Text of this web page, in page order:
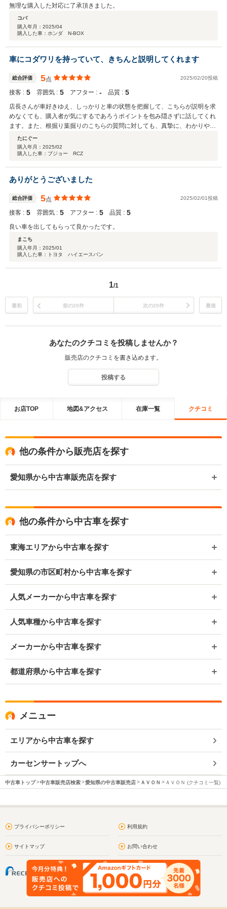
無理な購入した対応に了承頂きました。
コバ
購入年月： 2025/04
購入した車：ホンダ N-BOX
車にコダワリを持っていて、きちんと説明してくれます
総合評価 5点 2025/02/20投稿
接客 : 5 雰囲気 : 5 アフター : ‐ 品質 : 5
店長さんが車好きゆえ、しっかりと車の状態を把握して、こちらが説明を求
めなくても、購入者が気にするであろうポイントを包み隠さずに話してくれ
ます。また、根掘り葉掘りのこちらの質問に対しても、真摯に、わかりやす
く説明してくれました。 ナンバー付き車ならしっかりと試乗させてくれ車の
品質に自信があるからこそ。大手中古車店で買うのとは違い、店長（社長）
さん直結スタイルの取引です。ここに気になる車があるのなら一度、現車を
オススメします。私がアフターの保証なしでも、RCZを即決したのが理解で
きると思います。 この度は、かけがえのない車とのご縁をいただき、誠にあ
りがとうございました。
たにぐー
購入年月： 2025/02
購入した車：プジョー RCZ
ありがとうございました
総合評価 5点 2025/02/01投稿
接客 : 5 雰囲気 : 5 アフター : 5 品質 : 5
良い車を出してもらって良かったです。
まこち
購入年月： 2025/01
購入した車：トヨタ ハイエースバン
1/1
最初 前の20件 次の20件 最後
あなたのクチコミを投稿しませんか？
販売店のクチコミを書き込めます。
投稿する
お店TOP 地図&アクセス 在庫一覧 クチコミ
他の条件から販売店を探す
愛知県から中古車販売店を探す
他の条件から中古車を探す
東海エリアから中古車を探す
愛知県の市区町村から中古車を探す
人気メーカーから中古車を探す
人気車種から中古車を探す
メーカーから中古車を探す
都道府県から中古車を探す
メニュー
エリアから中古車を探す
カーセンサートップへ
中古車トップ 中古車販売店検索 愛知県の中古車販売店 ＡＶＯＮ ＡＶＯＮ (クチコミ一覧)
プライバシーポリシー 利用規約
サイトマップ お問い合わせ